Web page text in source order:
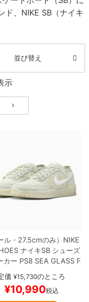
ド、NIKE SB（ナイキ
並び替え
示
ル・27.5cmのみ） NIKE
ナイキSBシューズ
カー PS8 SEA GLASSF
006
【キャンセル/返品/交換
不可商品】
価 ¥15,730のところ
¥10,990税込
ラフォ
ーミュ
）